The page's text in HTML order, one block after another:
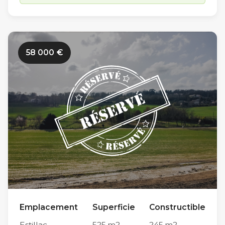
travaux de viabilisation des Jardins Romains 2
n’ont pas encore débuté. Limitrophe à la
commune du Passage et à proximité du
centre-ville d’Agen (en moins de 10 minutes en
voiture par le Pont de Pierre), sa situation
géographique est idéale sur l’agglomération
agenaise. Parmi ses autres atouts, sa proximité
immédiate avec le centre scolaire d’Estillac
(600m) et avec le collège Théophile de Viau
du Passage d’Agen (5km) en font un endroit
terrains sont conçus pour répondre à toutes
58 000 €
Emplacement
Superficie
Constructible